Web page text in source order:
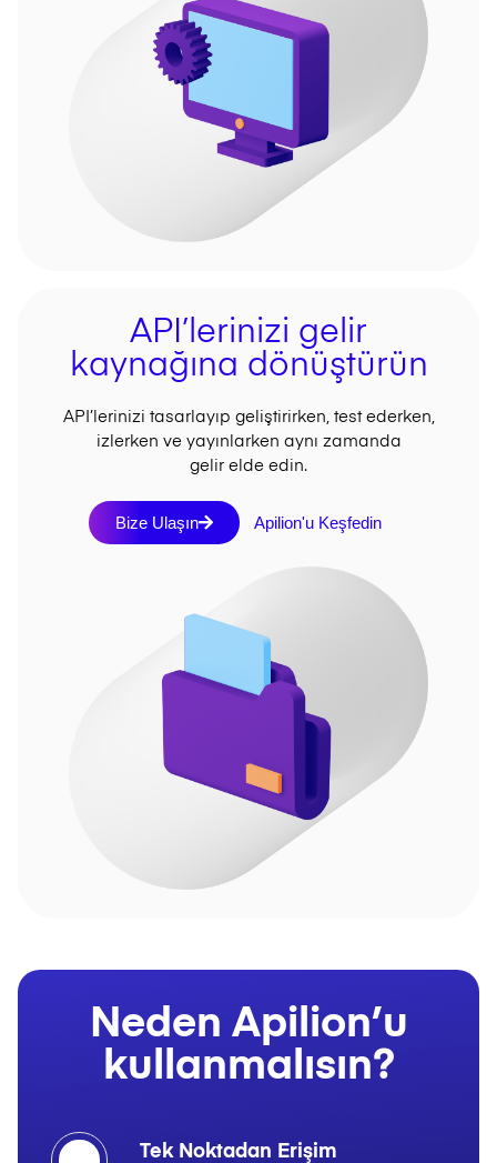
API’lerinizi gelir
kaynağına dönüştürün
API’lerinizi tasarlayıp geliştirirken, test ederken,
izlerken ve yayınlarken aynı zamanda
gelir elde edin.
Bize Ulaşın Apilion'u Keşfedin
Neden Apilion’u
kullanmalısın?
Tek Noktadan Erişim